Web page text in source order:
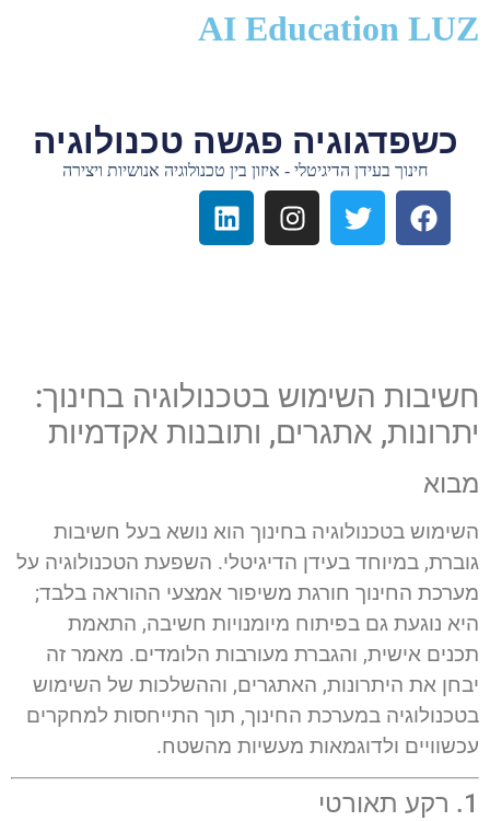
AI Education LUZ
כשפדגוגיה פגשה טכנולוגיה
חינוך בעידן הדיגיטלי - איזון בין טכנולוגיה אנושיות ויצירה
חשיבות השימוש בטכנולוגיה בחינוך:
יתרונות, אתגרים, ותובנות אקדמיות
מבוא
השימוש בטכנולוגיה בחינוך הוא נושא בעל חשיבות
גוברת, במיוחד בעידן הדיגיטלי. השפעת הטכנולוגיה על
מערכת החינוך חורגת משיפור אמצעי ההוראה בלבד;
היא נוגעת גם בפיתוח מיומנויות חשיבה, התאמת
תכנים אישית, והגברת מעורבות הלומדים. מאמר זה
יבחן את היתרונות, האתגרים, וההשלכות של השימוש
בטכנולוגיה במערכת החינוך, תוך התייחסות למחקרים
עכשוויים ולדוגמאות מעשיות מהשטח.
1. רקע תאורטי